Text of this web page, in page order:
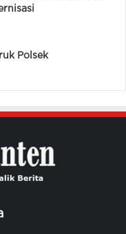
Polsek